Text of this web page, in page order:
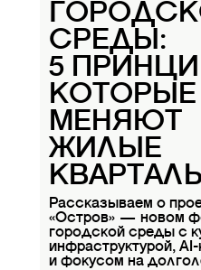
СРЕДЫ:
5
КОТОРЫЕ
МЕНЯЮТ
ЖИЛЫЕ
Рассказываем о
«Остров» — новом
городской среды с
инфраструктурой,
и фокусом на